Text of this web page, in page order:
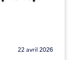
22 avril 2026